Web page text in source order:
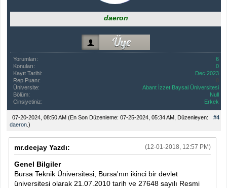
daeron
Yorumları:
6
Konuları:
0
Kayıt Tarihi:
Dec 2023
Rep Puanı:
Üniversite:
Abant İzzet Baysal Üniversitesi
Bölüm:
Null
Cinsiyetiniz:
Erkek
#4
07-20-2024, 08:50 AM (En Son Düzenleme: 07-25-2024, 05:34 AM, Düzenleyen:
daeron.)
(12-01-2018, 12:57 PM)
mr.deejay Yazdı:
Genel Bilgiler
Bursa Teknik Üniversitesi, Bursa'nın ikinci bir devlet
üniversitesi olarak 21.07.2010 tarih ve 27648 sayılı Resmi